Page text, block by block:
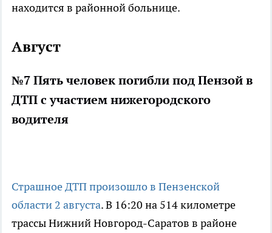
находится в районной больнице.
Август
№7 Пять человек погибли под Пензой в
ДТП с участием нижегородского
водителя
Страшное ДТП произошло в Пензенской
области 2 августа. В 16:20 на 514 километре
трассы Нижний Новгород-Саратов в районе